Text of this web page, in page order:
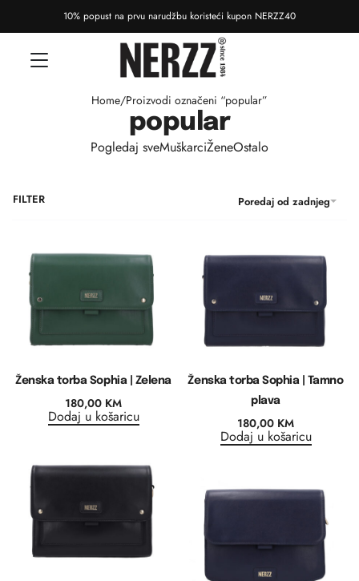
10% popust na prvu narudžbu koristeći kupon NERZZ40
Home/Proizvodi označeni “popular”
popular
Pogledaj sveMuškarciŽeneOstalo
Poredaj od zadnjeg
FILTER
Ženska torba Sophia | Zelena
180,00 KM
Dodaj u košaricu
Ženska torba Sophia | Tamno
plava
180,00 KM
Dodaj u košaricu